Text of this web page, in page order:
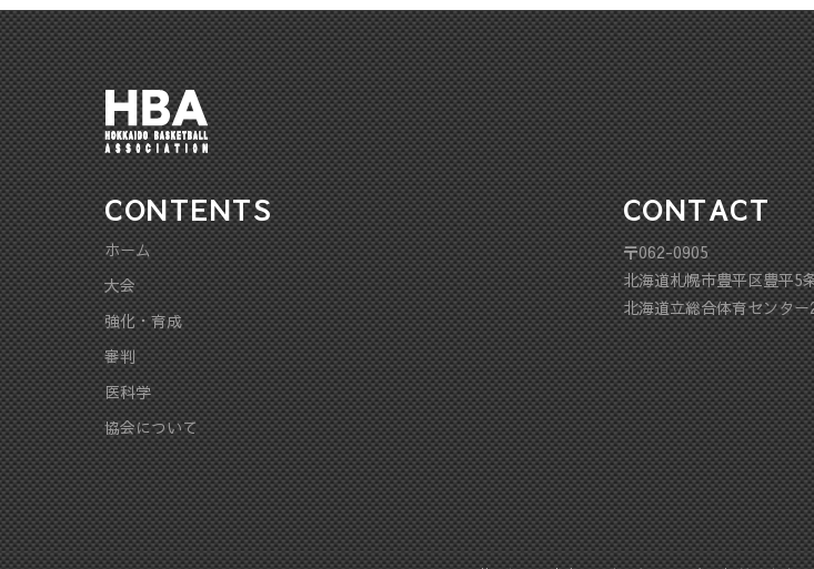
CONTENTS
ホーム
大会
強化・育成
審判
医科学
協会について
CONTACT
〒062-0905
北海道札幌市豊平区豊平5
北海道立総合体育センター